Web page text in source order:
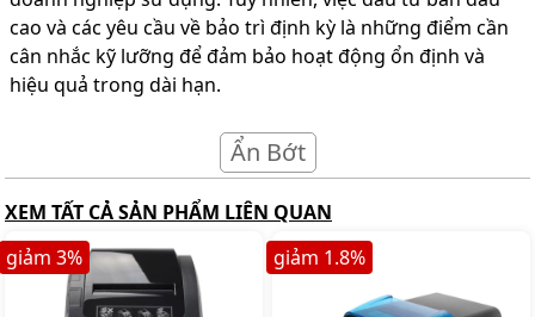
cao và các yêu cầu về bảo trì định kỳ là những điểm cần
cân nhắc kỹ lưỡng để đảm bảo hoạt động ổn định và
hiệu quả trong dài hạn.
Ẩn Bớt
XEM TẤT CẢ SẢN PHẨM LIÊN QUAN
giảm 3% giảm 1.8%